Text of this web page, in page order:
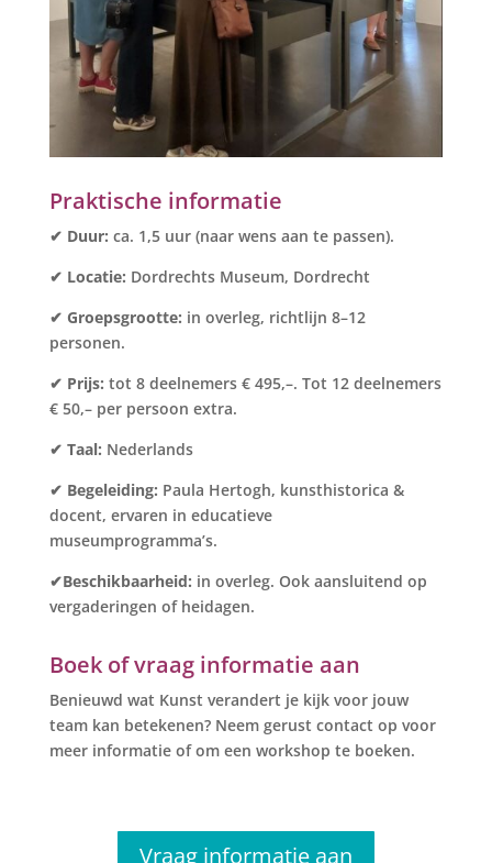
Praktische informatie
✔ Duur: ca. 1,5 uur (naar wens aan te passen).
✔ Locatie: Dordrechts Museum, Dordrecht
✔ Groepsgrootte: in overleg, richtlijn 8–12
personen.
✔ Prijs: tot 8 deelnemers € 495,–. Tot 12 deelnemers
€ 50,– per persoon extra.
✔ Taal: Nederlands
✔ Begeleiding: Paula Hertogh, kunsthistorica &
docent, ervaren in educatieve
museumprogramma’s.
✔Beschikbaarheid: in overleg. Ook aansluitend op
vergaderingen of heidagen.
Boek of vraag informatie aan
Benieuwd wat Kunst verandert je kijk voor jouw
team kan betekenen? Neem gerust contact op voor
meer informatie of om een workshop te boeken.
Vraag informatie aan